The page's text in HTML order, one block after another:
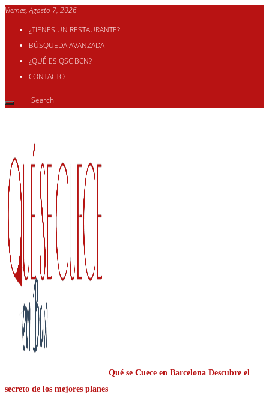
Viernes, Agosto 7, 2026
¿TIENES UN RESTAURANTE?
BÚSQUEDA AVANZADA
¿QUÉ ES QSC BCN?
CONTACTO
Qué se Cuece en Barcelona Descubre el
secreto de los mejores planes